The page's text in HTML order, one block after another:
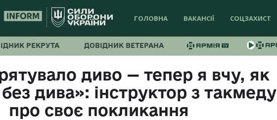
ГОЛОВНА ВАКАНСІЇ СОЦЗАХИСТ
РЕКРУТА ДОВІДНИК ВЕТЕРАНА
диво — тепер я вчу, як
дива»: інструктор з такмеду
про своє покликання